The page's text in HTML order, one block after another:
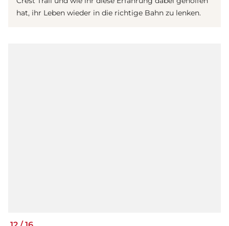
hat, ihr Leben wieder in die richtige Bahn zu lenken.